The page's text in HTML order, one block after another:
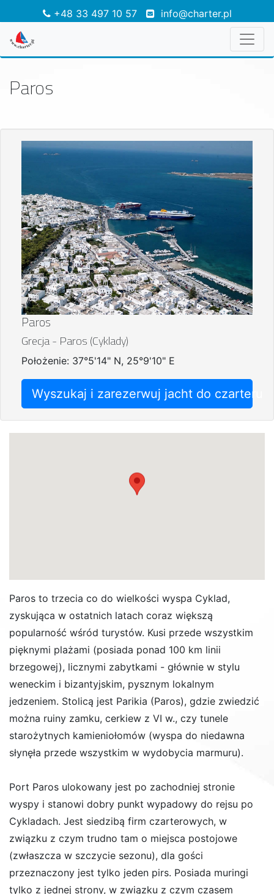
+48 33 497 10 57 info@charter.pl
Paros
Paros
Grecja - Paros (Cyklady)
Położenie: 37°5'14" N, 25°9'10" E
Wyszukaj i zarezerwuj jacht do czarteru
Paros to trzecia co do wielkości wyspa Cyklad,
zyskująca w ostatnich latach coraz większą
popularność wśród turystów. Kusi przede wszystkim
pięknymi plażami (posiada ponad 100 km linii
brzegowej), licznymi zabytkami - głównie w stylu
weneckim i bizantyjskim, pysznym lokalnym
jedzeniem. Stolicą jest Parikia (Paros), gdzie zwiedzić
można ruiny zamku, cerkiew z VI w., czy tunele
starożytnych kamieniołomów (wyspa do niedawna
słynęła przede wszystkim w wydobycia marmuru).
Port Paros ulokowany jest po zachodniej stronie
wyspy i stanowi dobry punkt wypadowy do rejsu po
Cykladach. Jest siedzibą firm czarterowych, w
związku z czym trudno tam o miejsca postojowe
(zwłaszcza w szczycie sezonu), dla gości
przeznaczony jest tylko jeden pirs. Posiada muringi
tylko z jednej strony, w związku z czym czasem